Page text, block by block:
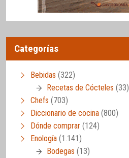
Categorías
Bebidas (322)
Recetas de Cócteles (33)
Chefs (703)
Diccionario de cocina (800)
Dónde comprar (124)
Enología (1.141)
Bodegas (13)